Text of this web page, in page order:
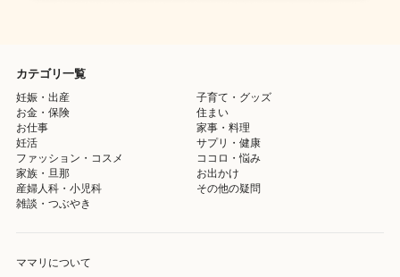
カテゴリ一覧
妊娠・出産
子育て・グッズ
お金・保険
住まい
お仕事
家事・料理
妊活
サプリ・健康
ファッション・コスメ
ココロ・悩み
家族・旦那
お出かけ
産婦人科・小児科
その他の疑問
雑談・つぶやき
ママリについて